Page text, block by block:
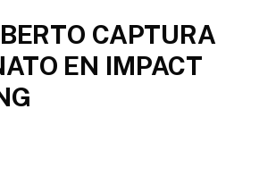
CAPTURA
EN IMPACT